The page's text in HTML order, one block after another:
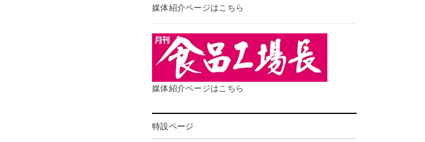
媒体紹介ページはこちら
媒体紹介ページはこちら
特設ページ